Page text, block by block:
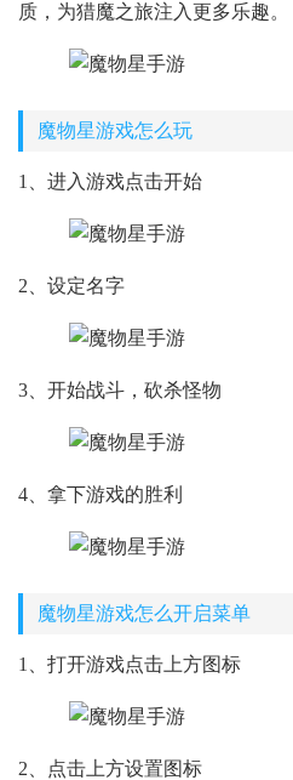
质，为猎魔之旅注入更多乐趣。
魔物星游戏怎么玩
1、进入游戏点击开始
2、设定名字
3、开始战斗，砍杀怪物
4、拿下游戏的胜利
魔物星游戏怎么开启菜单
1、打开游戏点击上方图标
2、点击上方设置图标